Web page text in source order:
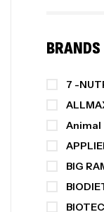
BRANDS
7 -
Animal
BIG